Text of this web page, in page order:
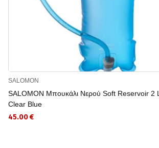
SALOMON
SALOMON Μπουκάλι Νερού Soft Reservoir 2 L
Clear Blue
45.00 €